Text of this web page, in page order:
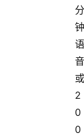
分
钟
语
音
或
2
0
0